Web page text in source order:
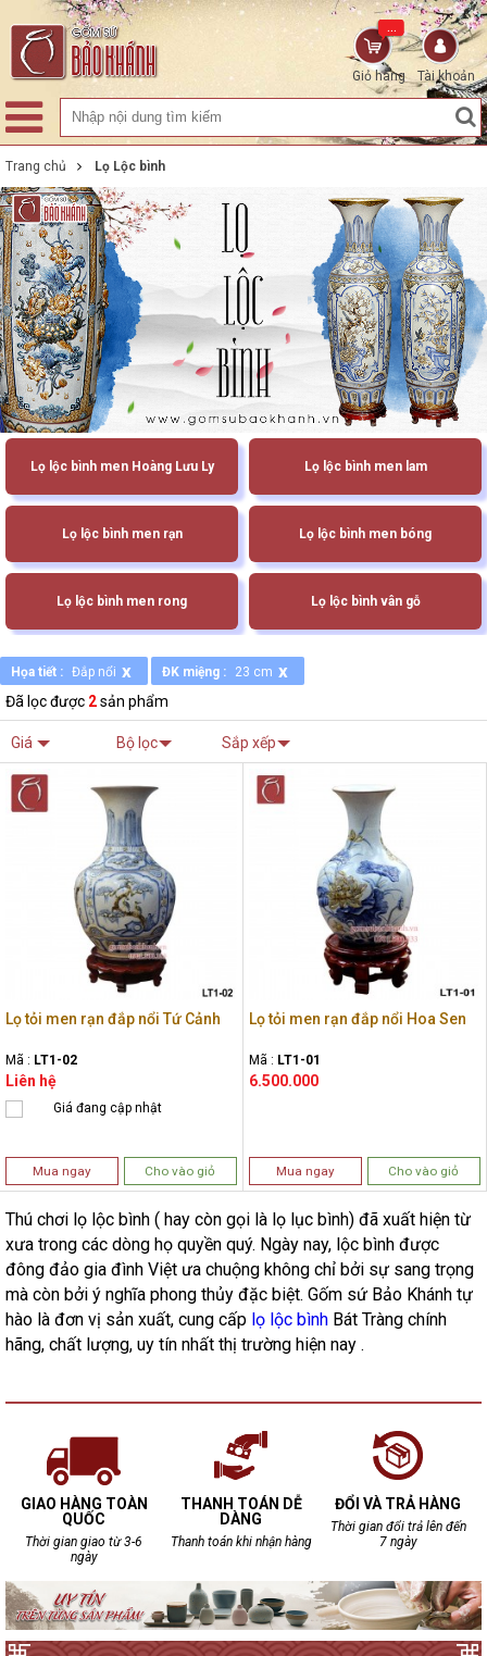
Tài khoản
Giỏ hàng
...
Trang chủ Lọ Lộc bình
Lọ lộc bình men Hoàng Lưu Ly Lọ lộc bình men lam
Lọ lộc bình men rạn Lọ lộc bình men bóng
Lọ lộc bình men rong Lọ lộc bình vân gỗ
Họa tiết : Đắp nổi x ĐK miệng : 23 cm x
Đã lọc được 2sản phẩm
Giá Bộ lọc Sắp xếp
Lọ tỏi men rạn đắp nổi Tứ Cảnh
Mã : LT1-02
Liên hệ
Giá đang cập nhật
Mua ngay Cho vào giỏ
Lọ tỏi men rạn đắp nổi Hoa Sen
Mã : LT1-01
6.500.000
Mua ngay Cho vào giỏ
Thú chơi lọ lộc bình ( hay còn gọi là lọ lục bình) đã xuất hiện từ
xưa trong các dòng họ quyền quý. Ngày nay, lộc bình được
đông đảo gia đình Việt ưa chuộng không chỉ bởi sự sang trọng
mà còn bởi ý nghĩa phong thủy đặc biệt. Gốm sứ Bảo Khánh tự
hào là đơn vị sản xuất, cung cấp lọ lộc bình Bát Tràng chính
hãng, chất lượng, uy tín nhất thị trường hiện nay .
GIAO HÀNG TOÀN
QUỐC
Thời gian giao từ 3-6
ngày
THANH TOÁN DỄ
DÀNG
Thanh toán khi nhận hàng
ĐỔI VÀ TRẢ HÀNG
Thời gian đổi trả lên đến
7 ngày